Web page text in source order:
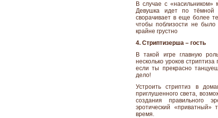
В случае с
Девушка идет по тёмной
сворачивает в еще более
чтобы поблизости не было
крайне грустно
4. Стриптизерша – гость
В такой игре главную
несколько уроков
если ты прекрасно
дело!
Устроить стриптиз в
приглушенного света,
создания правильного
эротический
время.